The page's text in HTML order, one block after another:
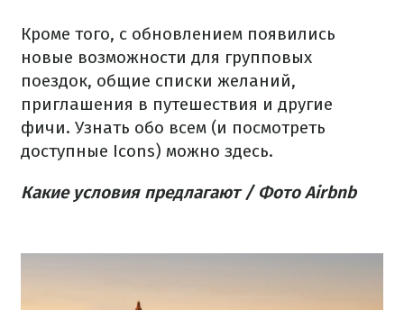
Кроме того, с обновлением появились
новые возможности для групповых
поездок, общие списки желаний,
приглашения в путешествия и другие
фичи. Узнать обо всем (и посмотреть
доступные Icons) можно здесь.
Какие условия предлагают / Фото Airbnb